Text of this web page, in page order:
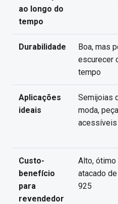
ao longo do
tempo
Durabilidade
Boa, mas
escurecer
tempo
Aplicações
ideais
Semijoias
moda,
acessíveis
Custo-
benefício
para
revendedor
Alto, ótimo
atacado
925